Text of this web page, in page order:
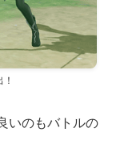
いのもバトルの